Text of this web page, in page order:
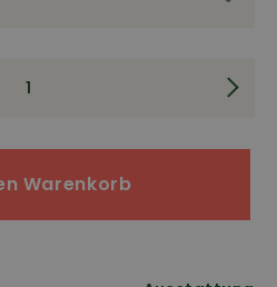
Warenkorb